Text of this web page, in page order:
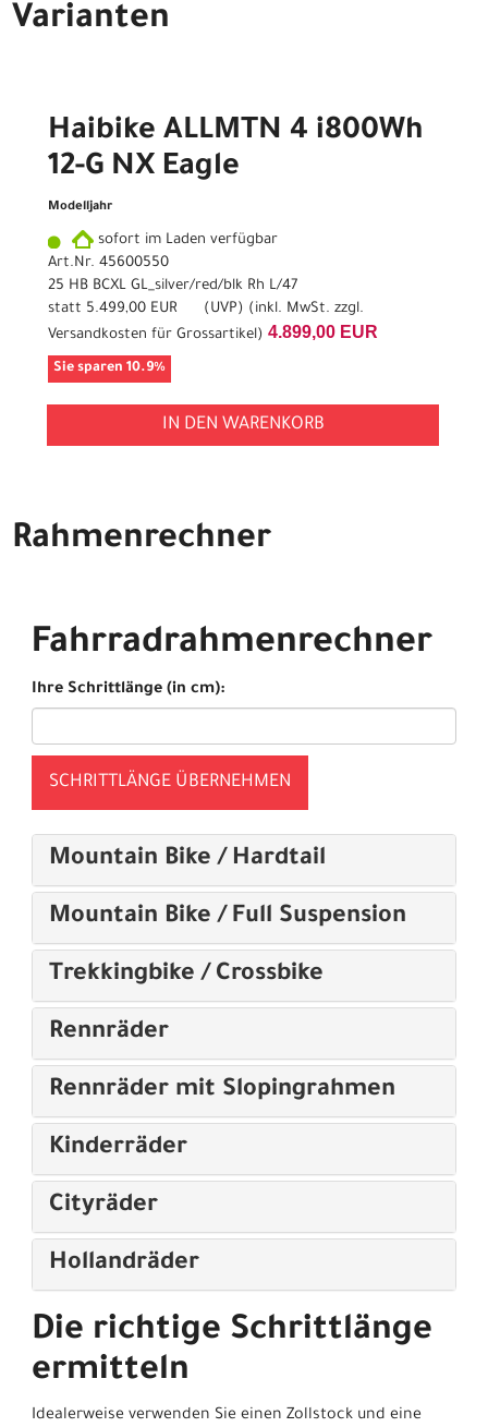
Varianten
Haibike ALLMTN 4 i800Wh
12-G NX Eagle
Modelljahr
sofort im Laden verfügbar
Art.Nr. 45600550
25 HB BCXL GL_silver/red/blk Rh L/47
statt 5.499,00 EUR ( UVP) (inkl. MwSt. zzgl.
Versandkosten für Grossartikel) 4.899,00 EUR
Sie sparen 10.9%
IN DEN WARENKORB
Rahmenrechner
Fahrradrahmenrechner
Ihre Schrittlänge (in cm):
SCHRITTLÄNGE ÜBERNEHMEN
Mountain Bike / Hardtail
Mountain Bike / Full Suspension
Trekkingbike / Crossbike
Rennräder
Rennräder mit Slopingrahmen
Kinderräder
Cityräder
Hollandräder
Die richtige Schrittlänge
ermitteln
Idealerweise verwenden Sie einen Zollstock und eine